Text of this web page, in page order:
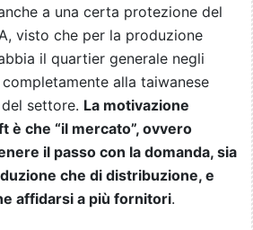
a una certa protezione del
visto che per la produzione
il quartier generale negli
alla taiwanese
settore. La motivazione
è che “il mercato”, ovvero
il passo con la domanda, sia
che di distribuzione, e
affidarsi a più fornitori.